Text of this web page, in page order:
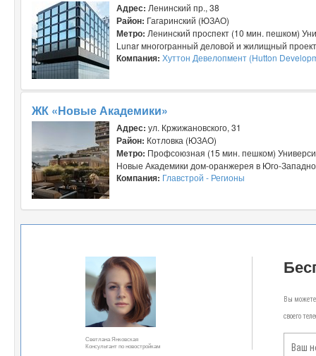
Адрес: Ленинский пр., 38
Район: Гагаринский (ЮЗАО)
Метро: Ленинский проспект (10 мин. пешком)
Lunar многогранный деловой и жилищный
Компания: Хуттон Девелопмент (Hutton
ЖК «Новые Академики»
Адрес: ул. Кржижановского, 31
Район: Котловка (ЮЗАО)
Метро: Профсоюзная (15 мин. пешком)
Новые Академики дом-оранжерея в Юго-
Компания: Главстрой - Регионы
Светлана Янковская
Консультант по новостройкам
Вы
своего